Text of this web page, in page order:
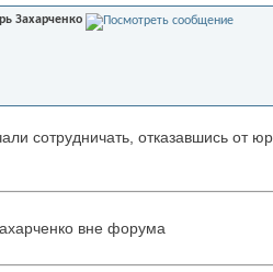
Захарченко
сотрудничать, отказавшись от